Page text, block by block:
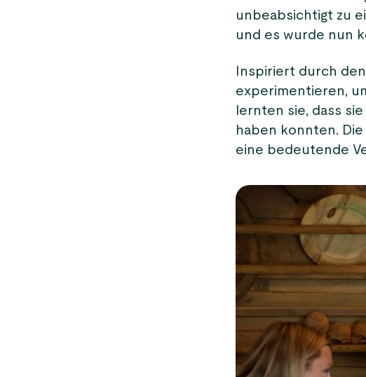
unbeabsichtigt zu
und es wurde nun
Inspiriert durch
experimentieren,
lernten sie, dass
haben konnten.
eine bedeutende